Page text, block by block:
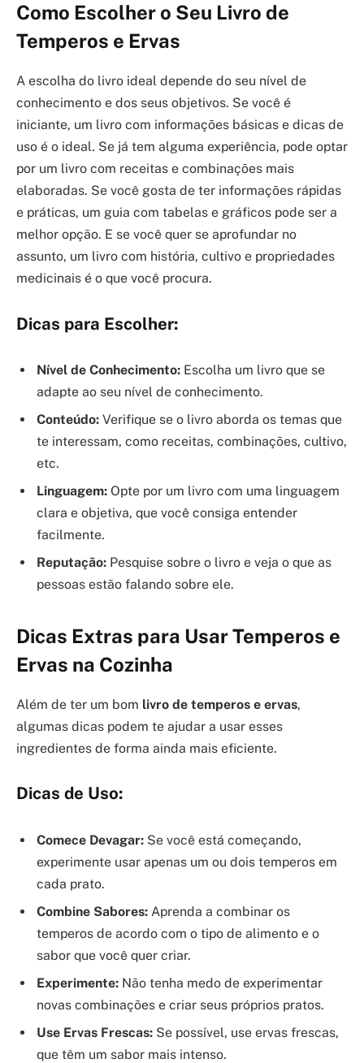
Como Escolher o Seu Livro de
Temperos e Ervas
A escolha do livro ideal depende do seu nível de
conhecimento e dos seus objetivos. Se você é
iniciante, um livro com informações básicas e dicas de
uso é o ideal. Se já tem alguma experiência, pode optar
por um livro com receitas e combinações mais
elaboradas. Se você gosta de ter informações rápidas
e práticas, um guia com tabelas e gráficos pode ser a
melhor opção. E se você quer se aprofundar no
assunto, um livro com história, cultivo e propriedades
medicinais é o que você procura.
Dicas para Escolher:
Nível de Conhecimento: Escolha um livro que se
adapte ao seu nível de conhecimento.
Conteúdo: Verifique se o livro aborda os temas que
te interessam, como receitas, combinações, cultivo,
etc.
Linguagem: Opte por um livro com uma linguagem
clara e objetiva, que você consiga entender
facilmente.
Reputação: Pesquise sobre o livro e veja o que as
pessoas estão falando sobre ele.
Dicas Extras para Usar Temperos e
Ervas na Cozinha
Além de ter um bom livro de temperos e ervas,
algumas dicas podem te ajudar a usar esses
ingredientes de forma ainda mais eficiente.
Dicas de Uso:
Comece Devagar: Se você está começando,
experimente usar apenas um ou dois temperos em
cada prato.
Combine Sabores: Aprenda a combinar os
temperos de acordo com o tipo de alimento e o
sabor que você quer criar.
Experimente: Não tenha medo de experimentar
novas combinações e criar seus próprios pratos.
Use Ervas Frescas: Se possível, use ervas frescas,
que têm um sabor mais intenso.